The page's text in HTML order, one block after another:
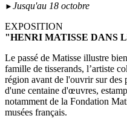
► Jusqu'au 18 octobre
EXPOSITION
"HENRI MATISSE DANS
Le passé de Matisse illustre
famille de tisserands, l’artiste
région avant de l'ouvrir sur des
d'une centaine d'œuvres,
notamment de la Fondation
musées français.